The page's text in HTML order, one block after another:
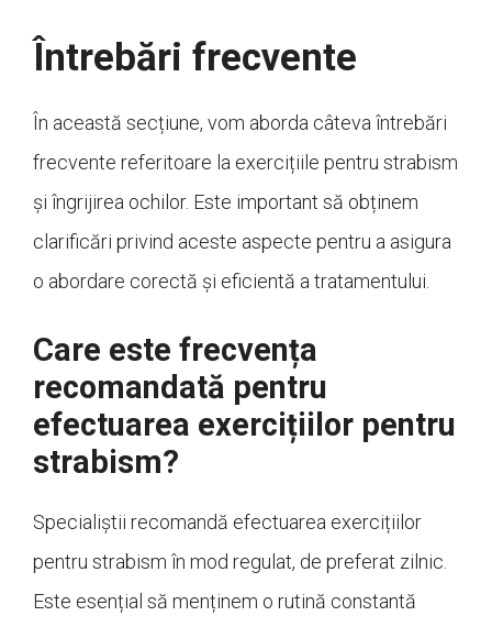
Întrebări frecvente
În această secțiune, vom aborda câteva întrebări
frecvente referitoare la exercițiile pentru strabism
și îngrijirea ochilor. Este important să obținem
clarificări privind aceste aspecte pentru a asigura
o abordare corectă și eficientă a tratamentului.
Care este frecvența
recomandată pentru
efectuarea exercițiilor pentru
strabism?
Specialiștii recomandă efectuarea exercițiilor
pentru strabism în mod regulat, de preferat zilnic.
Este esențial să menținem o rutină constantă